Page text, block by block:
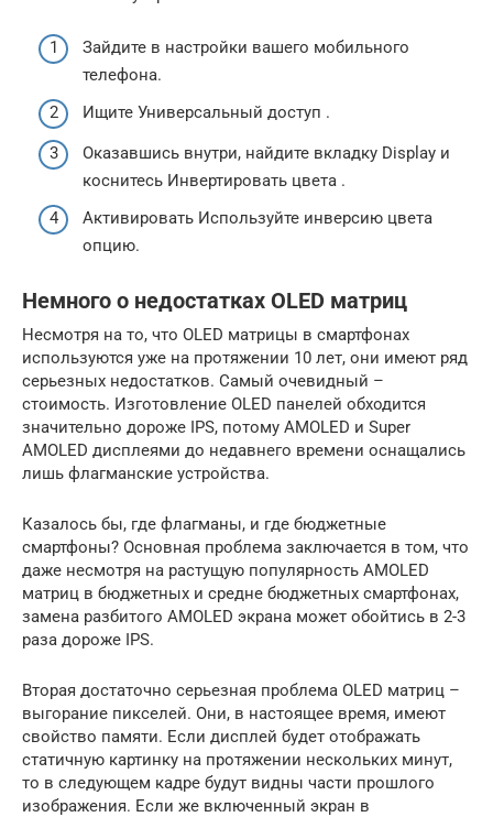
Зайдите в настройки вашего мобильного
телефона.
Ищите Универсальный доступ .
Оказавшись внутри, найдите вкладку Display и
коснитесь Инвертировать цвета .
Активировать Используйте инверсию цвета
опцию.
Немного о недостатках OLED матриц
Несмотря на то, что OLED матрицы в смартфонах
используются уже на протяжении 10 лет, они имеют ряд
серьезных недостатков. Самый очевидный –
стоимость. Изготовление OLED панелей обходится
значительно дороже IPS, потому AMOLED и Super
AMOLED дисплеями до недавнего времени оснащались
лишь флагманские устройства.
Казалось бы, где флагманы, и где бюджетные
смартфоны? Основная проблема заключается в том, что
даже несмотря на растущую популярность AMOLED
матриц в бюджетных и средне бюджетных смартфонах,
замена разбитого AMOLED экрана может обойтись в 2-3
раза дороже IPS.
Вторая достаточно серьезная проблема OLED матриц –
выгорание пикселей. Они, в настоящее время, имеют
свойство памяти. Если дисплей будет отображать
статичную картинку на протяжении нескольких минут,
то в следующем кадре будут видны части прошлого
изображения. Если же включенный экран в